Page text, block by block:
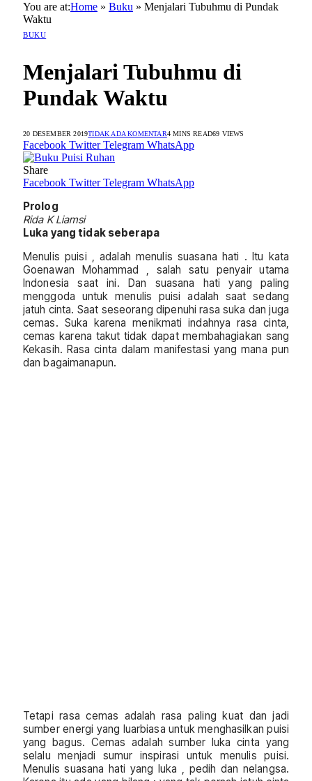
You are at:Home » Buku » Menjalari Tubuhmu di Pundak
Waktu
BUKU
Menjalari Tubuhmu di
Pundak Waktu
20 DESEMBER 2019TIDAK ADA KOMENTAR4 MINS READ69 VIEWS
Facebook Twitter Telegram WhatsApp
Share
Facebook Twitter Telegram WhatsApp
Prolog
Rida K Liamsi
Luka yang tidak seberapa
Menulis puisi , adalah menulis suasana hati . Itu kata
Goenawan Mohammad , salah satu penyair utama
Indonesia saat ini. Dan suasana hati yang paling
menggoda untuk menulis puisi adalah saat sedang
jatuh cinta. Saat seseorang dipenuhi rasa suka dan juga
cemas. Suka karena menikmati indahnya rasa cinta,
cemas karena takut tidak dapat membahagiakan sang
Kekasih. Rasa cinta dalam manifestasi yang mana pun
dan bagaimanapun.
Tetapi rasa cemas adalah rasa paling kuat dan jadi
sumber energi yang luarbiasa untuk menghasilkan puisi
yang bagus. Cemas adalah sumber luka cinta yang
selalu menjadi sumur inspirasi untuk menulis puisi.
Menulis suasana hati yang luka , pedih dan nelangsa.